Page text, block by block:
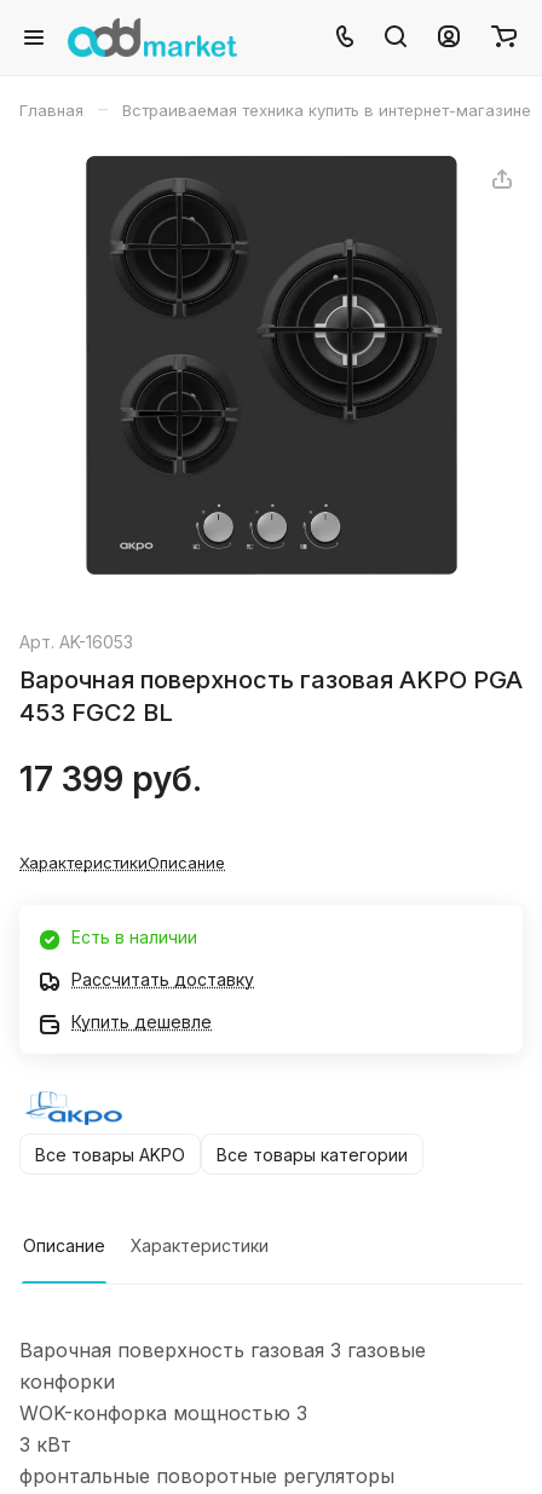
Главная – Встраиваемая техника купить в интернет-магазине
Арт. AK-16053
Варочная поверхность газовая AKPO PGA
453 FGC2 BL
17 399 руб.
ХарактеристикиОписание
Есть в наличии
Рассчитать доставку
Купить дешевле
Все товары AKPO Все товары категории
Описание Характеристики
Варочная поверхность газовая 3 газовые
конфорки
WOK-конфорка мощностью 3
3 кВт
фронтальные поворотные регуляторы